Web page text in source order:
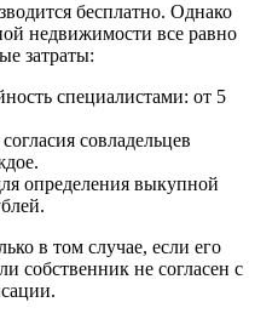
бесплатно. Однако
недвижимости все равно
затраты:
специалистами: от 5
совладельцев
определения выкупной
в том случае, если его
собственник не согласен с